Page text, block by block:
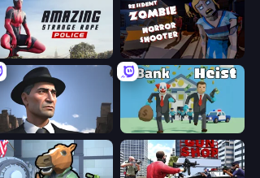
Amazing Strange Rope Police Resident Zombies: Horror Shooter
Downtown 1930s Mafia Bank Heist